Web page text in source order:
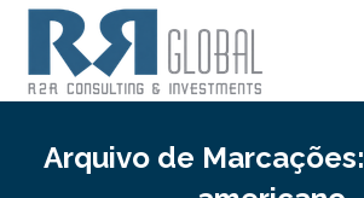
Arquivo de Marcações: